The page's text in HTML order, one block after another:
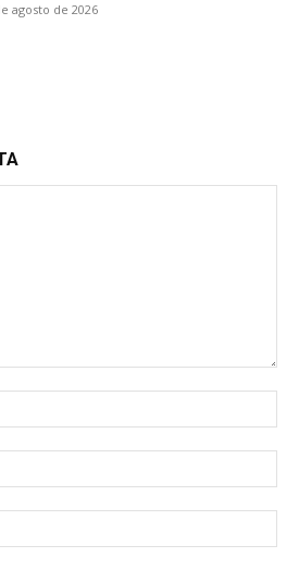
agosto de 2026